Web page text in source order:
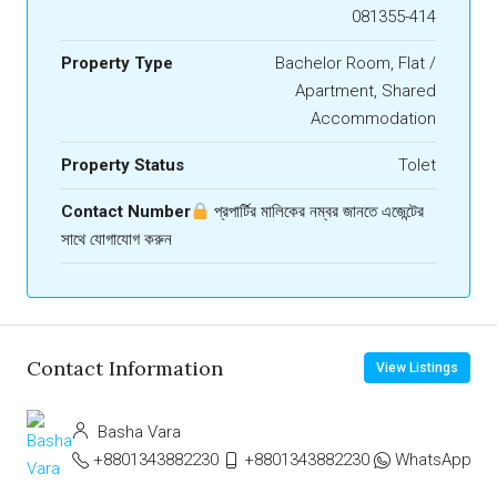
081355-414
Property Type
Bachelor Room, Flat /
Apartment, Shared
Accommodation
Property Status Tolet
Contact Number
প্রপার্টির মালিকের নম্বর জানতে এজেন্টের
সাথে যোগাযোগ করুন
Contact Information View Listings
Basha Vara
+8801343882230
+8801343882230 WhatsApp